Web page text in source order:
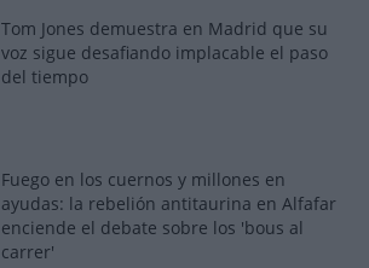
Tom Jones demuestra en Madrid que su
voz sigue desafiando implacable el paso
del tiempo
Fuego en los cuernos y millones en
ayudas: la rebelión antitaurina en Alfafar
enciende el debate sobre los 'bous al
carrer'